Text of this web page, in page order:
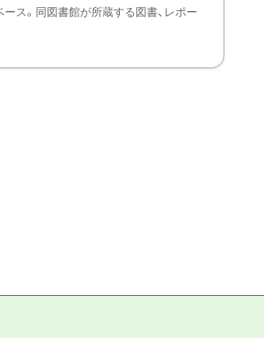
ス。同図書館が所蔵する図書、レポー